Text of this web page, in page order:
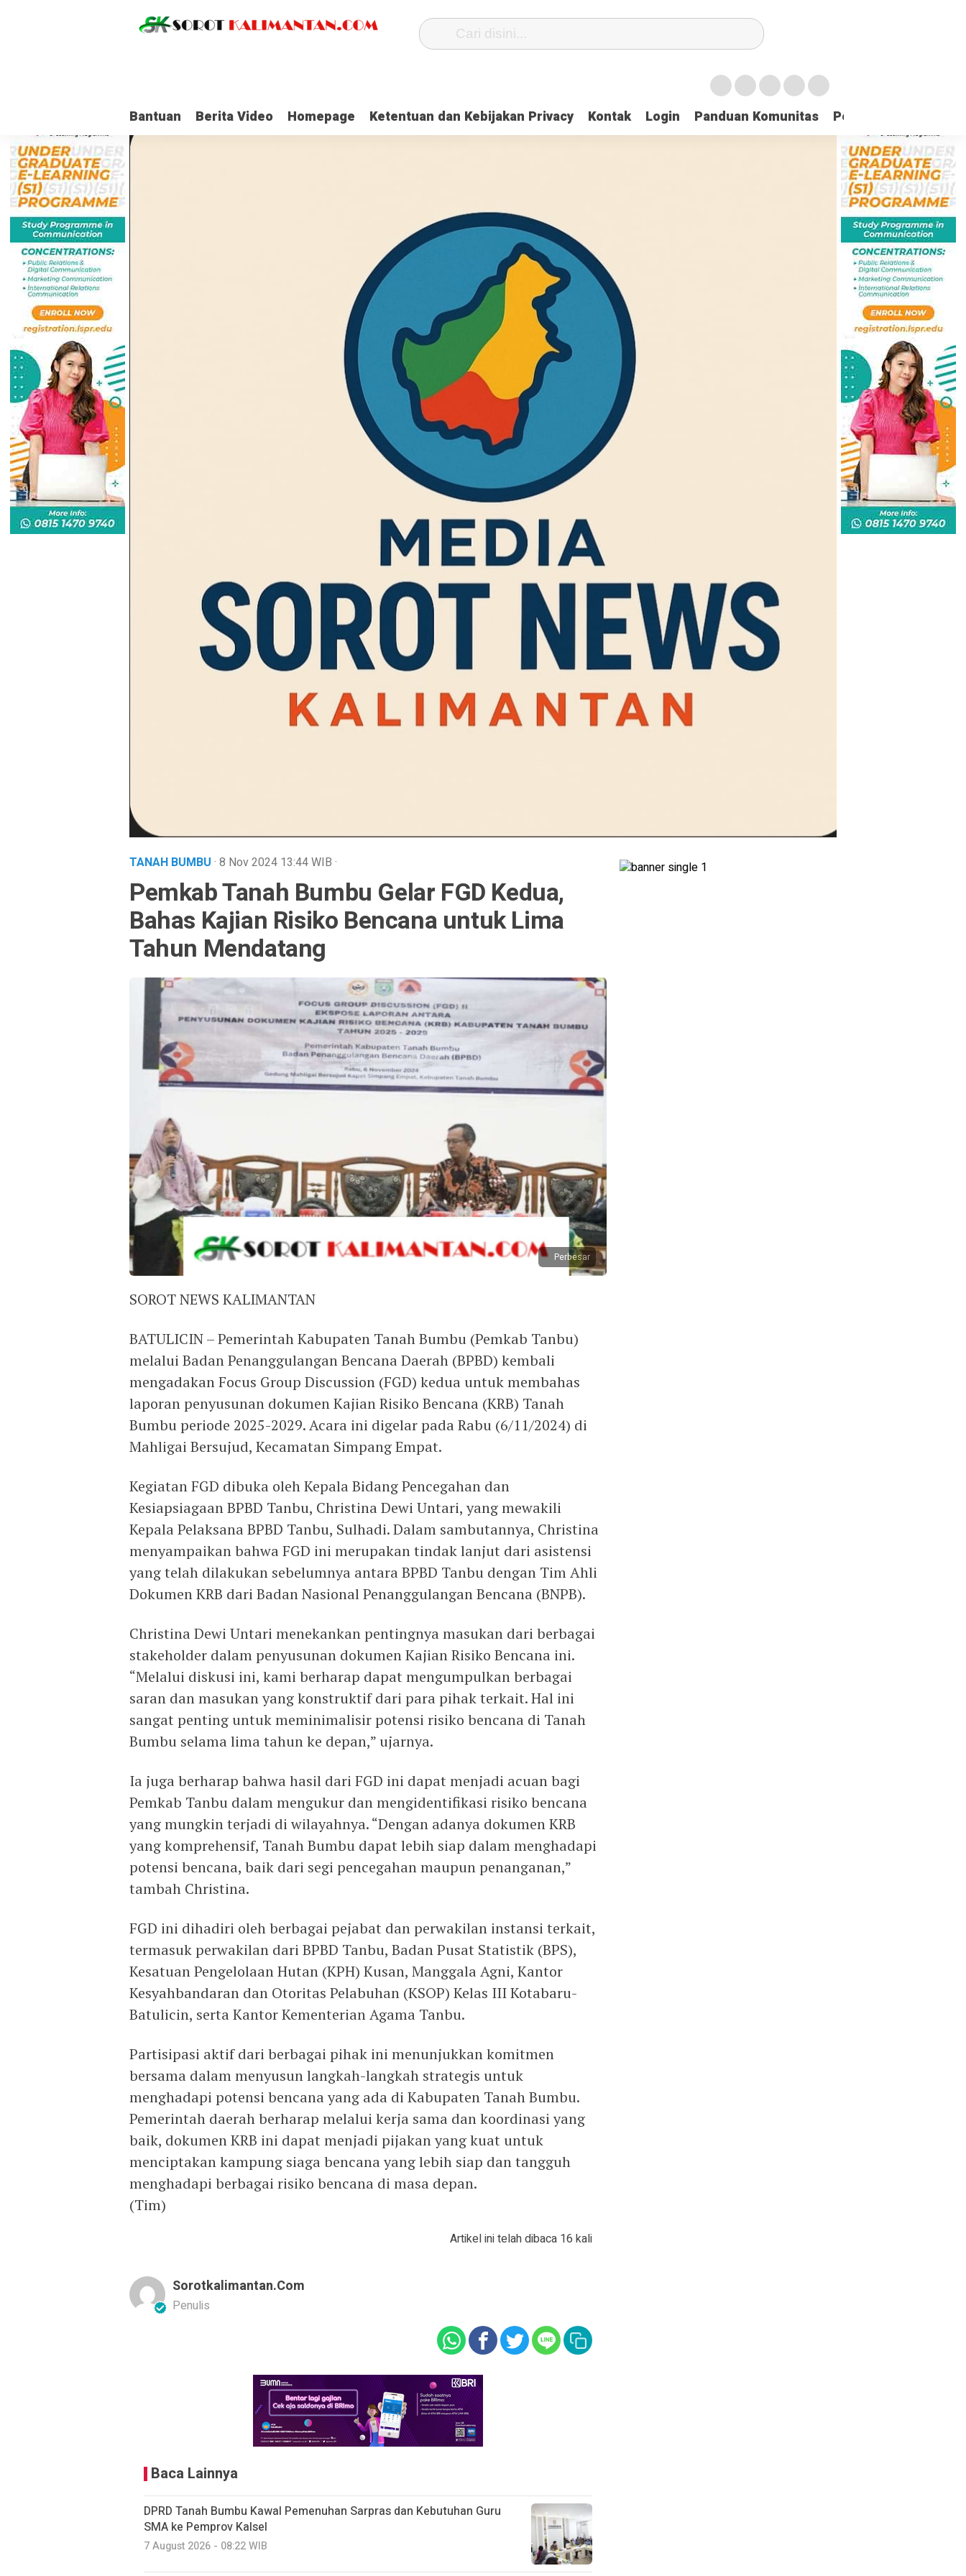
Bantuan Berita Video Homepage Ketentuan dan Kebijakan Privacy Kontak Login Panduan Komunitas Pedoman Media
TANAH BUMBU · 8 Nov 2024 13:44WIB ·
Pemkab Tanah Bumbu Gelar FGD Kedua,
Bahas Kajian Risiko Bencana untuk Lima
Tahun Mendatang
Perbesar
SOROT NEWS KALIMANTAN
BATULICIN – Pemerintah Kabupaten Tanah Bumbu (Pemkab Tanbu)
melalui Badan Penanggulangan Bencana Daerah (BPBD) kembali
mengadakan Focus Group Discussion (FGD) kedua untuk membahas
laporan penyusunan dokumen Kajian Risiko Bencana (KRB) Tanah
Bumbu periode 2025-2029. Acara ini digelar pada Rabu (6/11/2024) di
Mahligai Bersujud, Kecamatan Simpang Empat.
Kegiatan FGD dibuka oleh Kepala Bidang Pencegahan dan
Kesiapsiagaan BPBD Tanbu, Christina Dewi Untari, yang mewakili
Kepala Pelaksana BPBD Tanbu, Sulhadi. Dalam sambutannya, Christina
menyampaikan bahwa FGD ini merupakan tindak lanjut dari asistensi
yang telah dilakukan sebelumnya antara BPBD Tanbu dengan Tim Ahli
Dokumen KRB dari Badan Nasional Penanggulangan Bencana (BNPB).
Christina Dewi Untari menekankan pentingnya masukan dari berbagai
stakeholder dalam penyusunan dokumen Kajian Risiko Bencana ini.
“Melalui diskusi ini, kami berharap dapat mengumpulkan berbagai
saran dan masukan yang konstruktif dari para pihak terkait. Hal ini
sangat penting untuk meminimalisir potensi risiko bencana di Tanah
Bumbu selama lima tahun ke depan,” ujarnya.
Ia juga berharap bahwa hasil dari FGD ini dapat menjadi acuan bagi
Pemkab Tanbu dalam mengukur dan mengidentifikasi risiko bencana
yang mungkin terjadi di wilayahnya. “Dengan adanya dokumen KRB
yang komprehensif, Tanah Bumbu dapat lebih siap dalam menghadapi
potensi bencana, baik dari segi pencegahan maupun penanganan,”
tambah Christina.
FGD ini dihadiri oleh berbagai pejabat dan perwakilan instansi terkait,
termasuk perwakilan dari BPBD Tanbu, Badan Pusat Statistik (BPS),
Kesatuan Pengelolaan Hutan (KPH) Kusan, Manggala Agni, Kantor
Kesyahbandaran dan Otoritas Pelabuhan (KSOP) Kelas III Kotabaru-
Batulicin, serta Kantor Kementerian Agama Tanbu.
Partisipasi aktif dari berbagai pihak ini menunjukkan komitmen
bersama dalam menyusun langkah-langkah strategis untuk
menghadapi potensi bencana yang ada di Kabupaten Tanah Bumbu.
Pemerintah daerah berharap melalui kerja sama dan koordinasi yang
baik, dokumen KRB ini dapat menjadi pijakan yang kuat untuk
menciptakan kampung siaga bencana yang lebih siap dan tangguh
menghadapi berbagai risiko bencana di masa depan.
(Tim)
Artikel ini telah dibaca 16 kali
Sorotkalimantan.com
Penulis
Baca Lainnya
DPRD Tanah Bumbu Kawal Pemenuhan Sarpras dan Kebutuhan Guru
SMA ke Pemprov Kalsel
7 August 2026 - 08:22 WIB